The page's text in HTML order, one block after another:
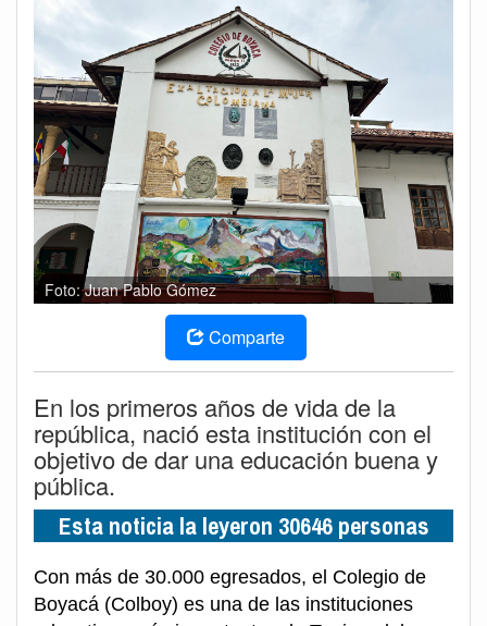
Foto: Juan Pablo Gómez
Comparte
En los primeros años de vida de la
república, nació esta institución con el
objetivo de dar una educación buena y
pública.
Esta noticia la leyeron 30646 personas
Con más de 30.000 egresados, el Colegio de
Boyacá (Colboy) es una de las instituciones